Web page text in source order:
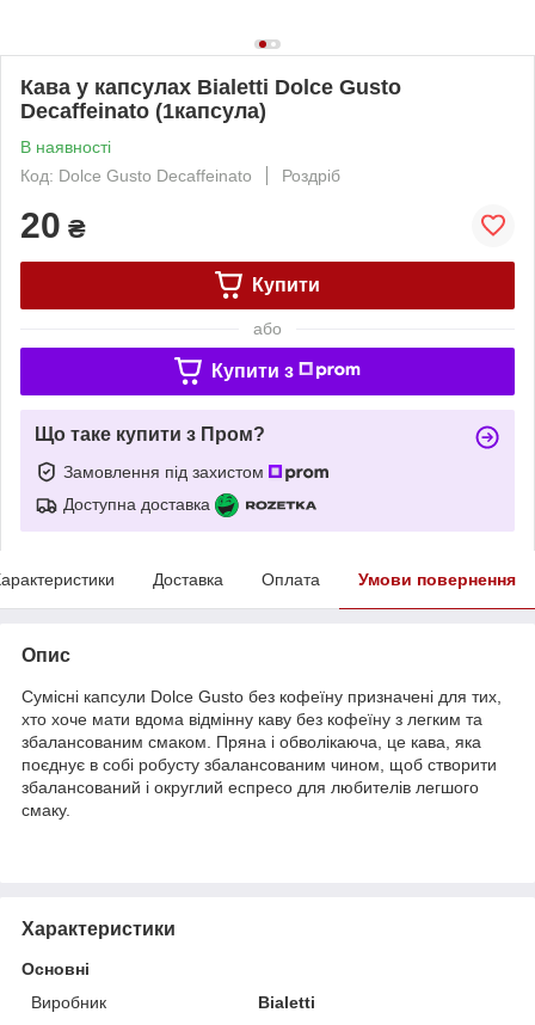
Кава у капсулах Bialetti Dolce Gusto
Decaffeinato (1капсула)
В наявності
Код: Dolce Gusto Decaffeinato
Роздріб
20 ₴
Купити
або
Купити з
Що таке купити з Пром?
Замовлення під захистом
Доступна доставка
Доставка Оплата Умови повернення
Опис
Сумісні капсули Dolce Gusto без кофеїну призначені для тих,
хто хоче мати вдома відмінну каву без кофеїну з легким та
збалансованим смаком. Пряна і обволікаюча, це кава, яка
поєднує в собі робусту збалансованим чином, щоб створити
збалансований і округлий еспресо для любителів легшого
смаку.
Характеристики
Основні
Виробник
Bialetti